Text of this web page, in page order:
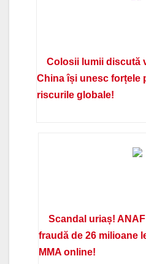
Colosii lumii discută
China își unesc forțele
riscurile globale!
Scandal uriaș!
fraudă de 26 milioane
MMA online!